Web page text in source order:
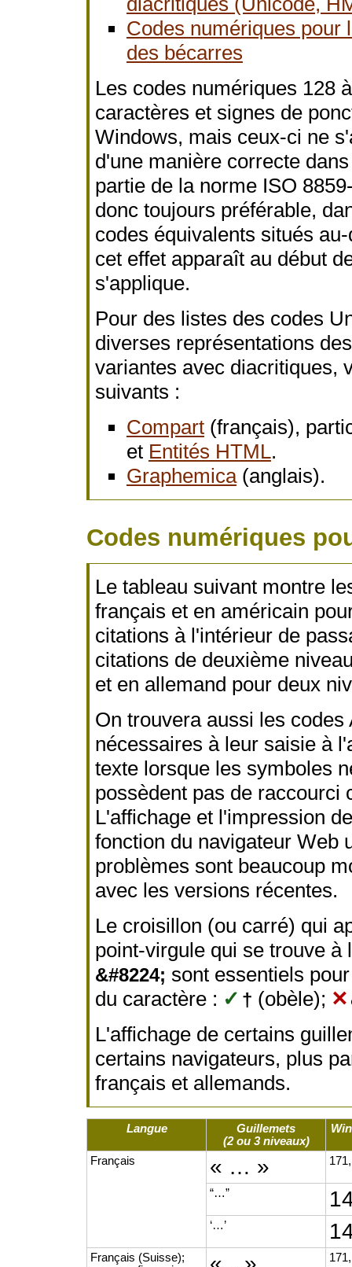
Codes numériques pour
des bécarres
Les codes numériques 128
caractères et signes de
Windows, mais ceux-ci ne
d'une manière correcte
partie de la norme ISO
donc toujours préférable,
codes équivalents situés
cet effet apparaît au début
s'applique.
Pour des listes des codes
diverses représentations
variantes avec diacritiques,
suivants :
Compart(français),
et Entités HTML.
Graphemica(anglais).
Codes numériques
Le tableau suivant montre
français et en américain
citations à l'intérieur de
citations de deuxième
et en allemand pour deux
On trouvera aussi les
nécessaires à leur saisie à
texte lorsque les symboles
possèdent pas de
L'affichage et l'impression
fonction du navigateur Web
problèmes sont beaucoup
avec les versions récentes.
Le croisillon (ou carré) qui
point-virgule qui se trouve
&#8224; sont essentiels
du caractère : ✓ † (obèle); ✕
L'affichage de certains
certains navigateurs, plus
français et allemands.
Langue
Guillemets
(2 ou 3 niveaux)
Français « … »
“…”
‘…’
Français (Suisse);